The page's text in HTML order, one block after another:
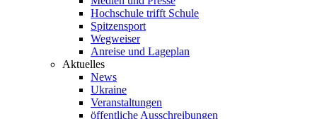
Hochschule trifft Schule
Spitzensport
Wegweiser
Anreise und Lageplan
Aktuelles
News
Ukraine
Veranstaltungen
öffentliche Ausschreibungen